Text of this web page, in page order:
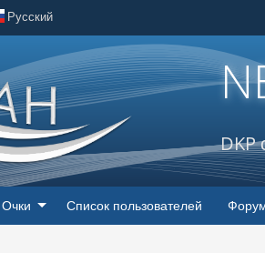
Русский
DKP
Список пользователей